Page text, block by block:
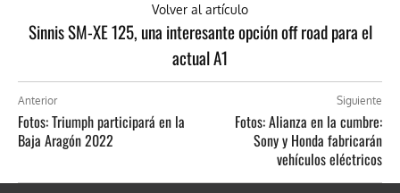
Volver al artículo
Sinnis SM-XE 125, una interesante opción off road para el
actual A1
Anterior
Fotos: Triumph participará en la
Baja Aragón 2022
Siguiente
Fotos: Alianza en la cumbre:
Sony y Honda fabricarán
vehículos eléctricos